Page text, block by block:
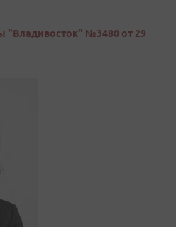
"Владивосток" №3480 от 29